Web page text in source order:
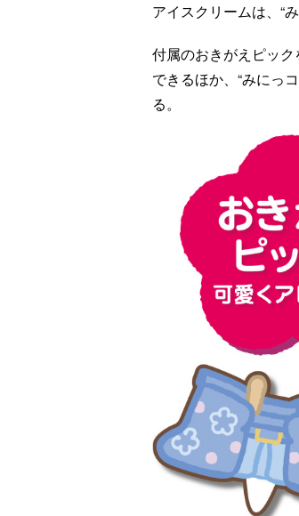
アイスクリームは、“
付属のおきがえピッ
できるほか、“みにっ
る。